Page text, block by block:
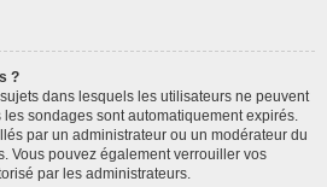
?
dans lesquels les utilisateurs ne peuvent
sondages sont automatiquement expirés.
par un administrateur ou un modérateur du
Vous pouvez également verrouiller vos
par les administrateurs.